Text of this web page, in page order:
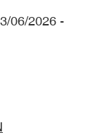
06/2026 -